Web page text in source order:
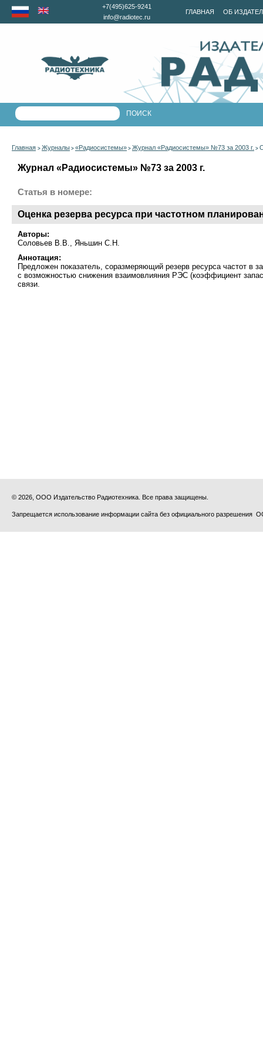
ГЛАВНАЯ ОБ
+7(495)625-9241
info@radiotec.ru
Главная > Журналы > «Радиосистемы» > Журнал «Радиосистемы» №73 за 2003 г. >
Журнал «Радиосистемы» №73 за 2003 г.
Статья в номере:
Оценка резерва ресурса при частотном
Авторы:
Соловьев В.В., Яньшин С.Н.
Аннотация:
Предложен показатель, соразмеряющий резерв ресурса частот
с возможностью снижения взаимовлияния РЭС (коэффициент
связи.
© 2026, ООО Издательство Радиотехника. Все права защищены.
Запрещается использование информации сайта без официального разрешения